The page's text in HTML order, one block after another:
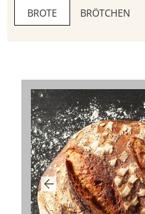
BROTE BRÖTCHEN
Previous